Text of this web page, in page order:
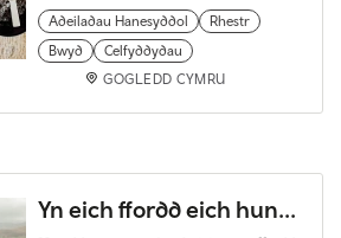
Adeiladau Hanesyddol
Rhestr
Bwyd
Celfyddydau
GOGLEDD CYMRU
Yn eich ffordd eich hun...